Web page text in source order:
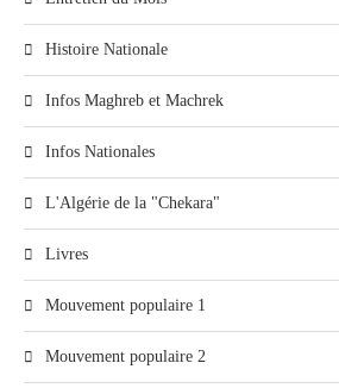
Histoire Nationale
Infos Maghreb et Machrek
Infos Nationales
L'Algérie de la "Chekara"
Livres
Mouvement populaire 1
Mouvement populaire 2